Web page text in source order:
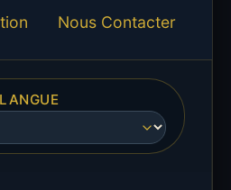
Nous Contacter
LANGUE